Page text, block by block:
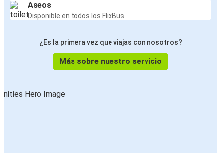
Aseos
Disponible en todos los FlixBus
¿Es la primera vez que viajas con nosotros?
Más sobre nuestro servicio